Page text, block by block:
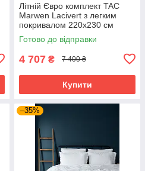
Літній Євро комплект TAC
Marwen Lacivert з легким
покривалом 220х230 см
Готово до відправки
4 707 ₴ 7 400 ₴
Купити
–35%